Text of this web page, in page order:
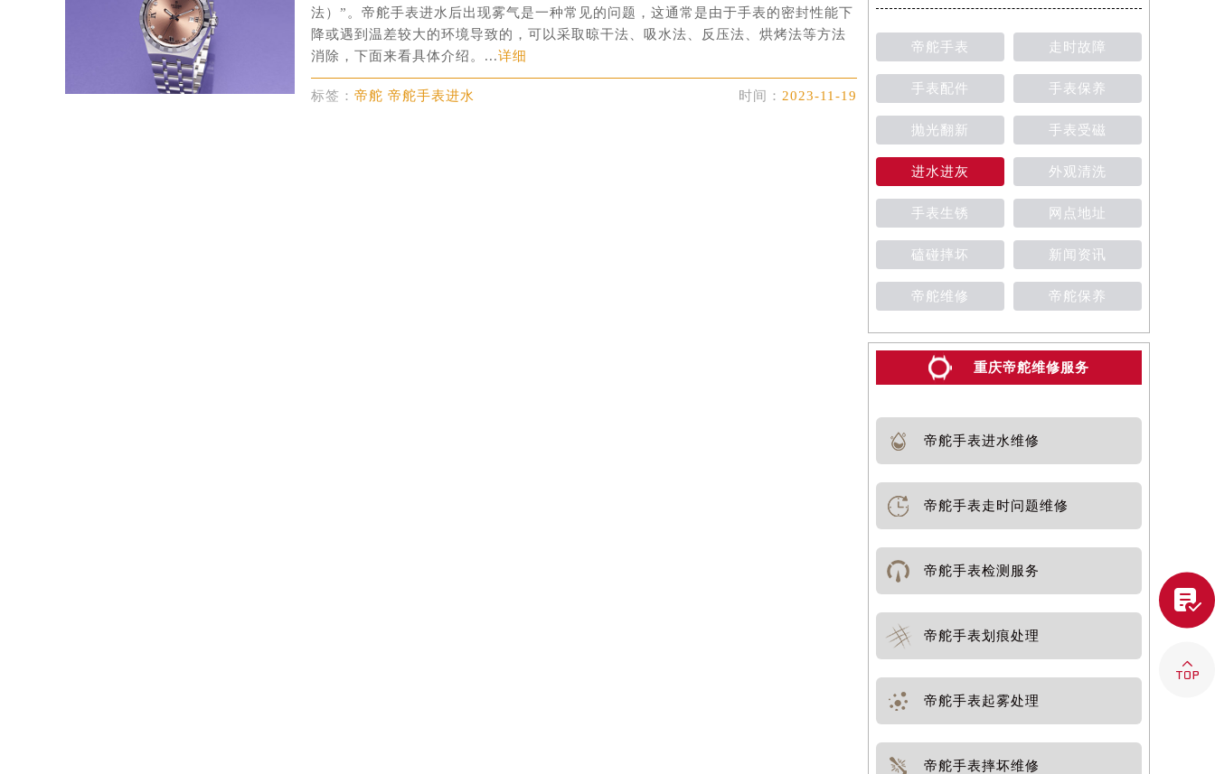
太原市迎泽区解放路15号亨得利名表服务中心（品牌授权店）3层整层（需提前预约）
沈阳市沈河区中街路137号亨得利名表服务中心（品牌授权店）1层整层（需提前预约）
沈阳市沈河区中街路83号亨得利名表服务中心（品牌授权店）1层整层（需提前预约）
乌鲁木齐市天山区红山路26号时代广场（CCMALL）C座17层17-B（需提前预约）
法）”。帝舵手表进水后出现雾气是一种常见的问题，这通常是由于手表的密封性能下
降或遇到温差较大的环境导致的，可以采取晾干法、吸水法、反压法、烘烤法等方法
消除，下面来看具体介绍。...详细
标签： 帝舵 帝舵手表进水 时间： 2023-11-19
帝舵手表 走时故障
手表配件 手表保养
抛光翻新 手表受磁
进水进灰 外观清洗
手表生锈 网点地址
磕碰摔坏 新闻资讯
帝舵维修 帝舵保养
重庆帝舵维修服务
帝舵手表进水维修
帝舵手表走时问题维修
帝舵手表检测服务
帝舵手表划痕处理
帝舵手表起雾处理
帝舵手表摔坏维修

